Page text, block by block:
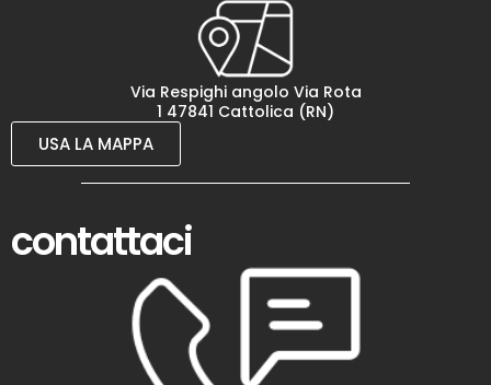
Via Respighi angolo Via Rota
1 47841 Cattolica (RN)
USA LA MAPPA
contattaci